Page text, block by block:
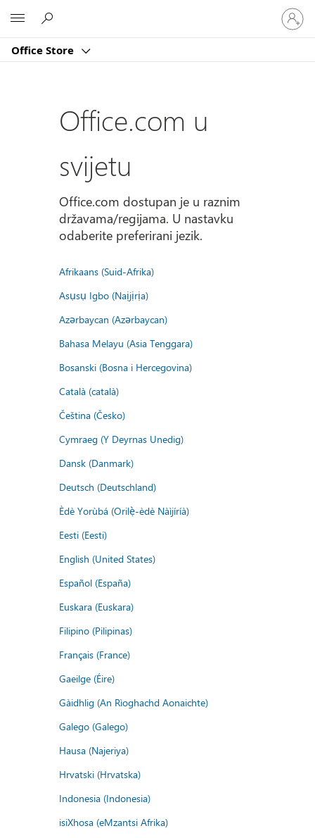
Office Store
Prijavite
se
u
račun
Office.com u
svijetu
Office.com dostupan je u raznim
državama/regijama. U nastavku
odaberite preferirani jezik.
Afrikaans (Suid-Afrika)
Asụsụ Igbo (Naịjịrịa)
Azərbaycan (Azərbaycan)
Bahasa Melayu (Asia Tenggara)
Bosanski (Bosna i Hercegovina)
Català (català)
Čeština (Česko)
Cymraeg (Y Deyrnas Unedig)
Dansk (Danmark)
Deutsch (Deutschland)
Èdè Yorùbá (Orilẹ̀-èdè Nàìjíríà)
Eesti (Eesti)
English (United States)
Español (España)
Euskara (Euskara)
Filipino (Pilipinas)
Français (France)
Gaeilge (Éire)
Gàidhlig (An Rìoghachd Aonaichte)
Galego (Galego)
Hausa (Najeriya)
Hrvatski (Hrvatska)
Indonesia (Indonesia)
isiXhosa (eMzantsi Afrika)